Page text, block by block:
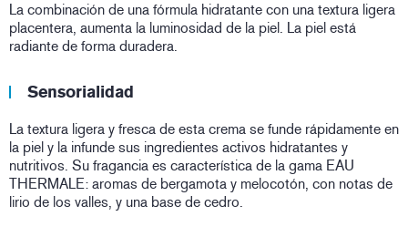
La combinación de una fórmula hidratante con una textura ligera
placentera, aumenta la luminosidad de la piel. La piel está
radiante de forma duradera.
Sensorialidad
La textura ligera y fresca de esta crema se funde rápidamente en
la piel y la infunde sus ingredientes activos hidratantes y
nutritivos. Su fragancia es característica de la gama EAU
THERMALE: aromas de bergamota y melocotón, con notas de
lirio de los valles, y una base de cedro.